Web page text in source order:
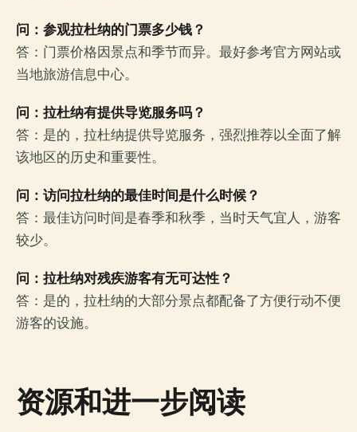
问：参观拉杜纳的门票多少钱？
答：门票价格因景点和季节而异。最好参考官方网站或
当地旅游信息中心。
问：拉杜纳有提供导览服务吗？
答：是的，拉杜纳提供导览服务，强烈推荐以全面了解
该地区的历史和重要性。
问：访问拉杜纳的最佳时间是什么时候？
答：最佳访问时间是春季和秋季，当时天气宜人，游客
较少。
问：拉杜纳对残疾游客有无可达性？
答：是的，拉杜纳的大部分景点都配备了方便行动不便
游客的设施。
资源和进一步阅读